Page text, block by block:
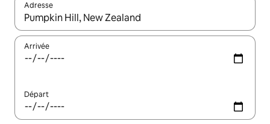
Adresse
Lorsque les résultats s'affichent, utilisez les flèches vers le
Arrivée
Départ